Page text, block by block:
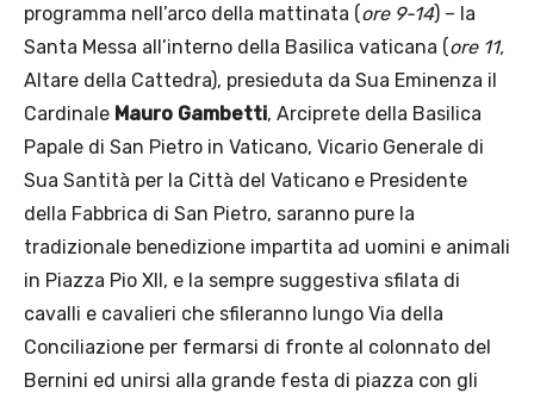
programma nell’arco della mattinata (ore 9-14) – la
Santa Messa all’interno della Basilica vaticana (ore 11,
Altare della Cattedra), presieduta da Sua Eminenza il
Cardinale Mauro Gambetti, Arciprete della Basilica
Papale di San Pietro in Vaticano, Vicario Generale di
Sua Santità per la Città del Vaticano e Presidente
della Fabbrica di San Pietro, saranno pure la
tradizionale benedizione impartita ad uomini e animali
in Piazza Pio XII, e la sempre suggestiva sfilata di
cavalli e cavalieri che sfileranno lungo Via della
Conciliazione per fermarsi di fronte al colonnato del
Bernini ed unirsi alla grande festa di piazza con gli